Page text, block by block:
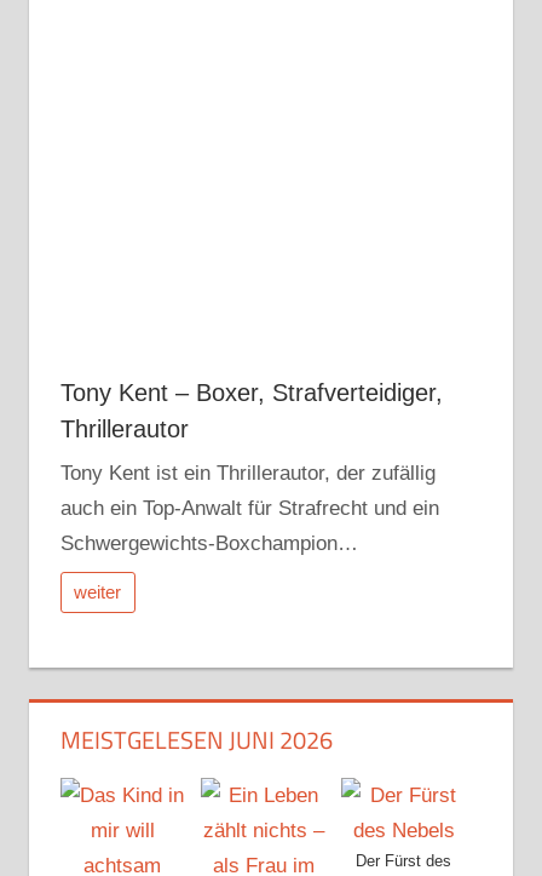
Tony Kent – Boxer, Strafverteidiger,
Thrillerautor
Tony Kent ist ein Thrillerautor, der zufällig
auch ein Top-Anwalt für Strafrecht und ein
Schwergewichts-Boxchampion…
weiter
MEISTGELESEN JUNI 2026
Der Fürst des